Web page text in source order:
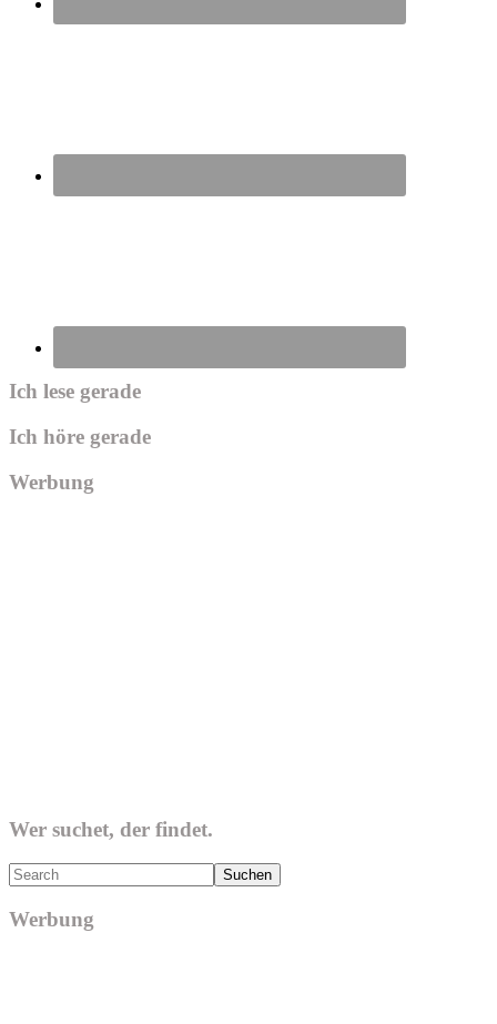
Ich lese gerade
Ich höre gerade
Werbung
Wer suchet, der findet.
Search
Werbung